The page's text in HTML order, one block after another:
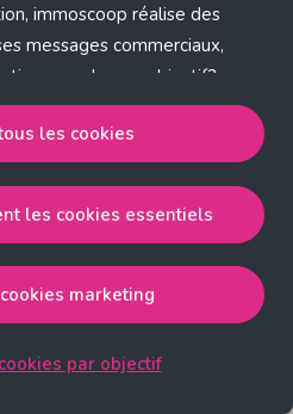
immoscoop réalise des
messages commerciaux,
sur chaque objectif?
par objectif'.
fonctionnalité et
cookies essentielsaccepte
les cookies
les cookies essentiels
marketing
par objectif